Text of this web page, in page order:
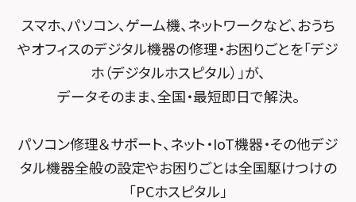
スマホスピタル テルル宮野木
スマホスピタル千葉
スマホスピタル 大森
スマホスピタル練馬
スマホスピタル堺
スマホスピタル 堺出張所
スマホスピタル京都河原町
スマホスピタル宇治槙島
スマホスピタル烏丸
スマホ、パソコン、ゲーム機、ネットワークなど、おうち
やオフィスのデジタル機器の修理・お困りごとを「デジ
ホ（デジタルホスピタル）」が、
データそのまま、全国・最短即日で解決。
パソコン修理＆サポート、ネット・IoT機器・その他デジ
タル機器全般の設定やお困りごとは全国駆けつけの
「PCホスピタル」